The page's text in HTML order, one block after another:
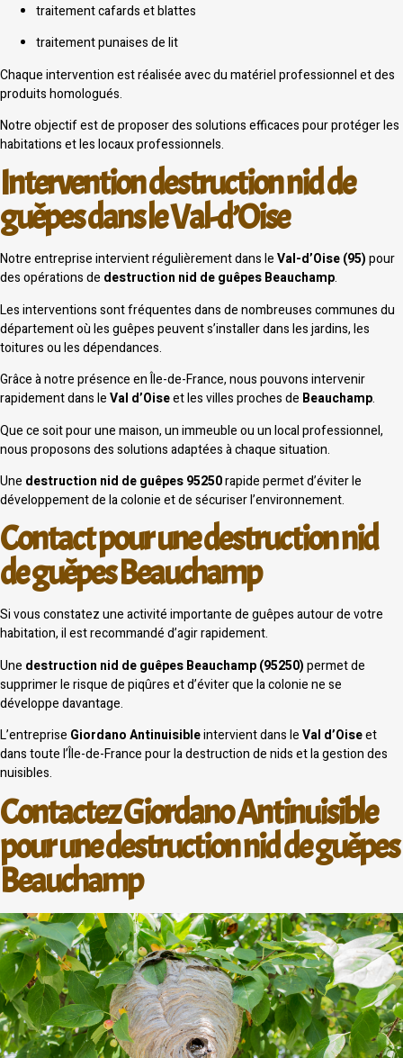
traitement cafards et blattes
traitement punaises de lit
Chaque intervention est réalisée avec du matériel professionnel et des
produits homologués.
Notre objectif est de proposer des solutions efficaces pour protéger les
habitations et les locaux professionnels.
Intervention destruction nid de
guêpes dans le Val-d’Oise
Notre entreprise intervient régulièrement dans leVal-d’Oise (95)pour
des opérations de destruction nid de guêpes Beauchamp.
Les interventions sont fréquentes dans de nombreuses communes du
département où les guêpes peuvent s’installer dans les jardins, les
toitures ou les dépendances.
Grâce à notre présence en Île-de-France, nous pouvons intervenir
rapidement dans leVal d’Oiseet les villes proches de Beauchamp.
Que ce soit pour une maison, un immeuble ou un local professionnel,
nous proposons des solutions adaptées à chaque situation.
Une destruction nid de guêpes 95250rapide permet d’éviter le
développement de la colonie et de sécuriser l’environnement.
Contact pour une destruction nid
de guêpes Beauchamp
Si vous constatez une activité importante de guêpes autour de votre
habitation, il est recommandé d’agir rapidement.
Une destruction nid de guêpes Beauchamp (95250)permet de
supprimer le risque de piqûres et d’éviter que la colonie ne se
développe davantage.
L’entreprise Giordano Antinuisibleintervient dans leVal d’Oiseet
dans toute l’Île-de-France pour la destruction de nids et la gestion des
nuisibles.
Contactez Giordano Antinuisible
pour une destruction nid de guêpes
Beauchamp